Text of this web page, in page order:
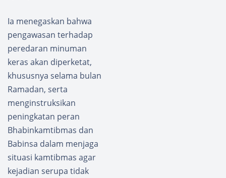
Ia menegaskan bahwa
pengawasan terhadap
peredaran minuman
keras akan diperketat,
khususnya selama bulan
Ramadan, serta
menginstruksikan
peningkatan peran
Bhabinkamtibmas dan
Babinsa dalam menjaga
situasi kamtibmas agar
kejadian serupa tidak